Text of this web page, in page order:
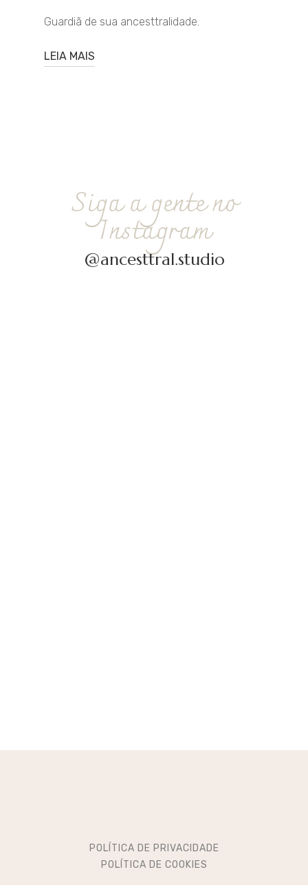
Guardiã de sua ancesttralidade.
LEIA MAIS
Siga a gente no
Instagram
@ancesttral.studio
POLÍTICA DE PRIVACIDADE
POLÍTICA DE COOKIES